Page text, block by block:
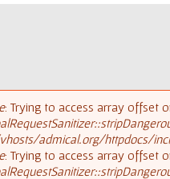
: Trying to access array offset
admical.org/httpdocs/
: Trying to access array offset